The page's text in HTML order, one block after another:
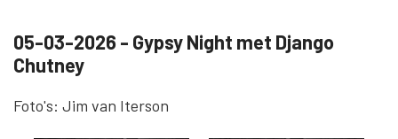
05-03-2026 - Gypsy Night met Django
Chutney
Foto's: Jim van Iterson